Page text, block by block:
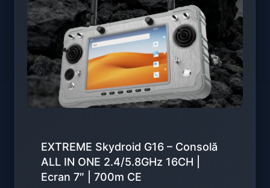
EXTREME Skydroid G16 – Consolă
ALL IN ONE 2.4/5.8GHz 16CH |
Ecran 7″ | 700m CE